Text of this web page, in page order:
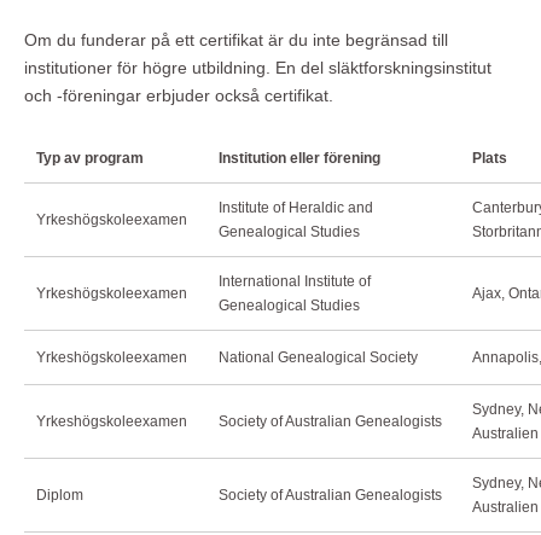
Om du funderar på ett certifikat är du inte begränsad till
institutioner för högre utbildning. En del släktforskningsinstitut
och -föreningar erbjuder också certifikat.
Typ av program Institution eller förening Plats
Yrkeshögskoleexamen
Institute of Heraldic and
Genealogical Studies
Yrkeshögskoleexamen
International Institute of
Genealogical Studies
Ajax,
Yrkeshögskoleexamen National Genealogical Society
Yrkeshögskoleexamen Society of Australian Genealogists
Sydney,
Australien
Diplom Society of Australian Genealogists
Sydney,
Australien